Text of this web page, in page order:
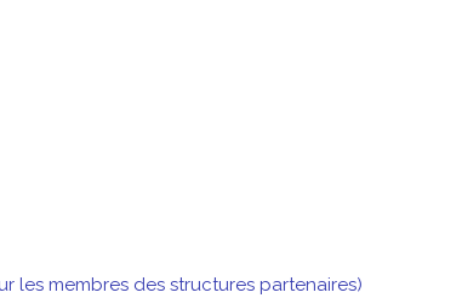
les membres des structures partenaires)